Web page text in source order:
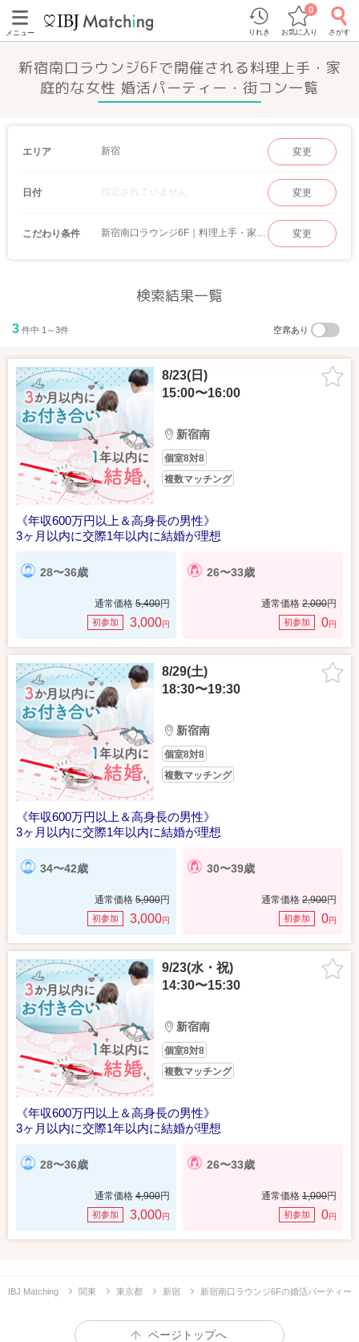
メニュー りれき お気に入り
0
さがす
新宿南口ラウンジ6Fで開催される料理上手・家
庭的な女性 婚活パーティー・街コン一覧
エリア 新宿 変更
日付 指定されていません 変更
こだわり条件 新宿南口ラウンジ6F｜料理上手・家庭的な女性 変更
検索結果一覧
3 件中 1～3件 空席あり
8/23(日)
15:00〜16:00
新宿南
個室8対8
複数マッチング
《年収600万円以上＆高身長の男性》
3ヶ月以内に交際1年以内に結婚が理想
28〜36歳
通常価格 5,400円
初参加 3,000円
26〜33歳
通常価格 2,000円
初参加 0円
8/29(土)
18:30〜19:30
新宿南
個室8対8
複数マッチング
《年収600万円以上＆高身長の男性》
3ヶ月以内に交際1年以内に結婚が理想
34〜42歳
通常価格 5,900円
初参加 3,000円
30〜39歳
通常価格 2,900円
初参加 0円
9/23(水・祝)
14:30〜15:30
新宿南
個室8対8
複数マッチング
《年収600万円以上＆高身長の男性》
3ヶ月以内に交際1年以内に結婚が理想
28〜36歳
通常価格 4,900円
初参加 3,000円
26〜33歳
通常価格 1,000円
初参加 0円
IBJ Matching 関東 東京都 新宿 新宿南口ラウンジ6Fの婚活パーティー
ページトップへ